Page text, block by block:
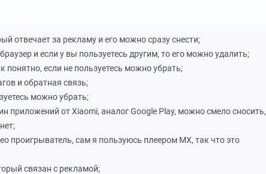
отвечает за рекламу и его можно сразу снести;
и если у вы пользуетесь другим, то его можно удалить;
понятно, если не пользуетесь можно убрать;
и обратная связь;
можно убрать;
приложений от Xiaomi, аналог Google Play, можно смело сносить,
проигрыватель, сам я пользуюсь плеером MX, так что это
связан с рекламой;